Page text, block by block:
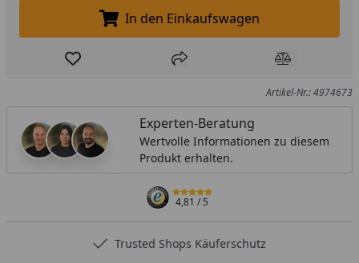
In den Einkaufswagen legen
In den Einkaufswagen
Produkt zur Wunschliste hinzufügen
Teilen Produkt
Artikel-Nr.: 4974673
Experten-Beratung
Wertvolle Informationen zu diesem
Produkt erhalten.
4,81/ 5
Trusted Shops Käuferschutz